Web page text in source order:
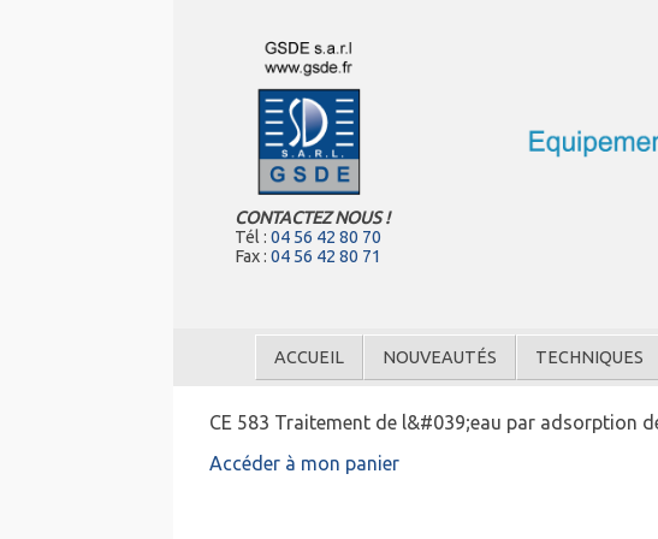
CONTACTEZ NOUS !
Tél : 04 56 42 80 70
Fax : 04 56 42 80 71
ACCUEIL NOUVEAUTÉS TECHNIQUES
CE 583 Traitement de l&#039;eau par adsorption
Accéder à mon panier